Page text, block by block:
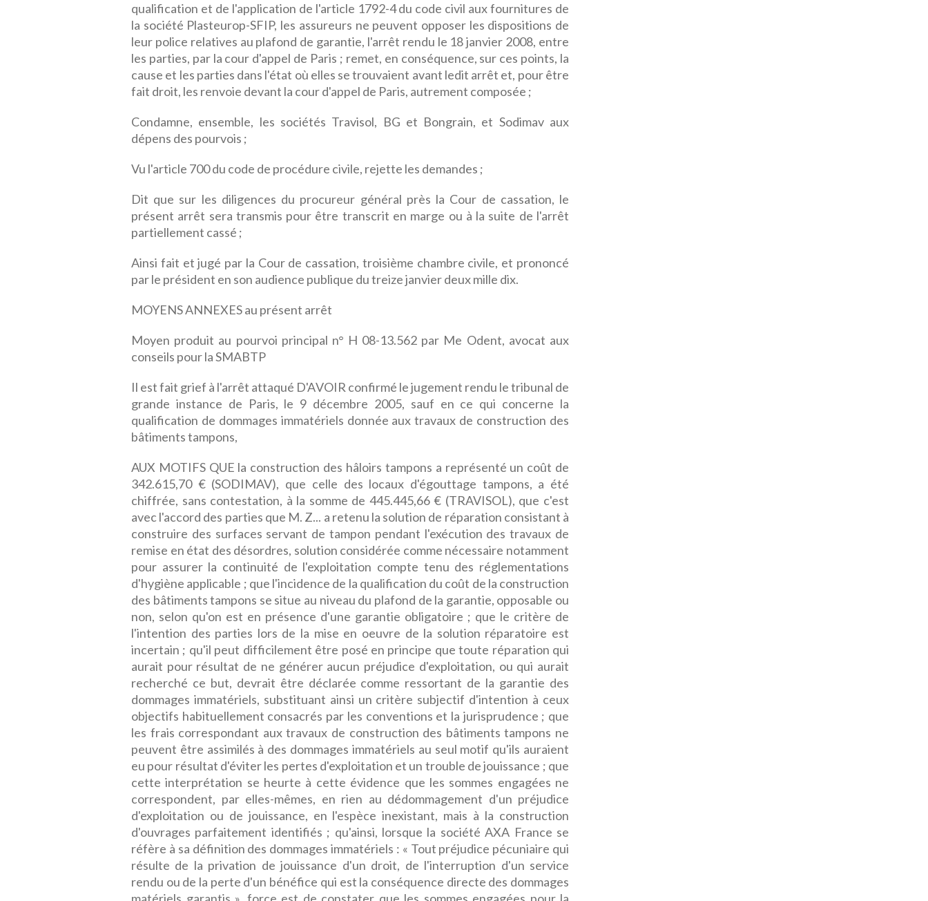
qualification et de l'application de l'article 1792-4 du code civil aux fournitures de
la société Plasteurop-SFIP, les assureurs ne peuvent opposer les dispositions de
leur police relatives au plafond de garantie, l'arrêt rendu le 18 janvier 2008, entre
les parties, par la cour d'appel de Paris ; remet, en conséquence, sur ces points, la
cause et les parties dans l'état où elles se trouvaient avant ledit arrêt et, pour être
fait droit, les renvoie devant la cour d'appel de Paris, autrement composée ;
Condamne, ensemble, les sociétés Travisol, BG et Bongrain, et Sodimav aux
dépens des pourvois ;
Vu l'article 700 du code de procédure civile, rejette les demandes ;
Dit que sur les diligences du procureur général près la Cour de cassation, le
présent arrêt sera transmis pour être transcrit en marge ou à la suite de l'arrêt
partiellement cassé ;
Ainsi fait et jugé par la Cour de cassation, troisième chambre civile, et prononcé
par le président en son audience publique du treize janvier deux mille dix.
MOYENS ANNEXES au présent arrêt
Moyen produit au pourvoi principal n° H 08-13.562 par Me Odent, avocat aux
conseils pour la SMABTP
Il est fait grief à l'arrêt attaqué D'AVOIR confirmé le jugement rendu le tribunal de
grande instance de Paris, le 9 décembre 2005, sauf en ce qui concerne la
qualification de dommages immatériels donnée aux travaux de construction des
bâtiments tampons,
AUX MOTIFS QUE la construction des hâloirs tampons a représenté un coût de
342.615,70 € (SODIMAV), que celle des locaux d'égouttage tampons, a été
chiffrée, sans contestation, à la somme de 445.445,66 € (TRAVISOL), que c'est
avec l'accord des parties que M. Z... a retenu la solution de réparation consistant à
construire des surfaces servant de tampon pendant l'exécution des travaux de
remise en état des désordres, solution considérée comme nécessaire notamment
pour assurer la continuité de l'exploitation compte tenu des réglementations
d'hygiène applicable ; que l'incidence de la qualification du coût de la construction
des bâtiments tampons se situe au niveau du plafond de la garantie, opposable ou
non, selon qu'on est en présence d'une garantie obligatoire ; que le critère de
l'intention des parties lors de la mise en oeuvre de la solution réparatoire est
incertain ; qu'il peut difficilement être posé en principe que toute réparation qui
aurait pour résultat de ne générer aucun préjudice d'exploitation, ou qui aurait
recherché ce but, devrait être déclarée comme ressortant de la garantie des
dommages immatériels, substituant ainsi un critère subjectif d'intention à ceux
objectifs habituellement consacrés par les conventions et la jurisprudence ; que
les frais correspondant aux travaux de construction des bâtiments tampons ne
peuvent être assimilés à des dommages immatériels au seul motif qu'ils auraient
eu pour résultat d'éviter les pertes d'exploitation et un trouble de jouissance ; que
cette interprétation se heurte à cette évidence que les sommes engagées ne
correspondent, par elles-mêmes, en rien au dédommagement d'un préjudice
d'exploitation ou de jouissance, en l'espèce inexistant, mais à la construction
d'ouvrages parfaitement identifiés ; qu'ainsi, lorsque la société AXA France se
réfère à sa définition des dommages immatériels : « Tout préjudice pécuniaire qui
résulte de la privation de jouissance d'un droit, de l'interruption d'un service
rendu ou de la perte d'un bénéfice qui est la conséquence directe des dommages